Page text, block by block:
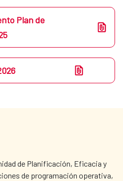
Plan de
de Planificación, Eficacia y
de programación operativa,